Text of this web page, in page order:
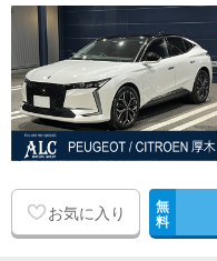
お気に入り 無
料